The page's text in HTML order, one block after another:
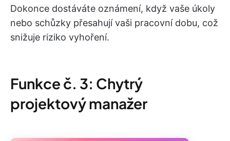
Dokonce dostáváte oznámení, když vaše úkoly
nebo schůzky přesahují vaši pracovní dobu, což
snižuje riziko vyhoření.
Funkce č. 3: Chytrý
projektový manažer